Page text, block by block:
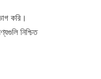
করি।
নিশ্চিত